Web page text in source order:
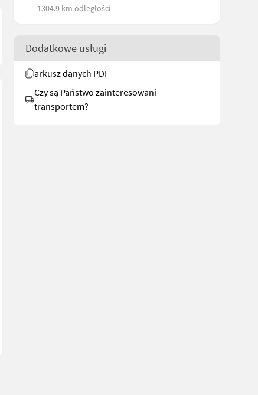
og slæden er 120cm. De kan også købes på vores
1304.9 km odległości
Dodatkowe usługi
arkusz danych PDF
Czy są Państwo zainteresowani
transportem?